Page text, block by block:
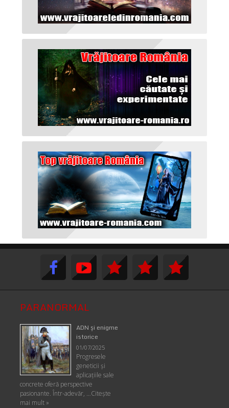
PARANORMAL
ADN şi enigme
istorice
01/07/2025
Progresele
geneticii şi
aplicaţiile sale
concrete oferă perspective
pasionante. Într-adevăr, …Citește
mai mult »